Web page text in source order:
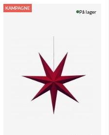
KAMPAGNE
På lager